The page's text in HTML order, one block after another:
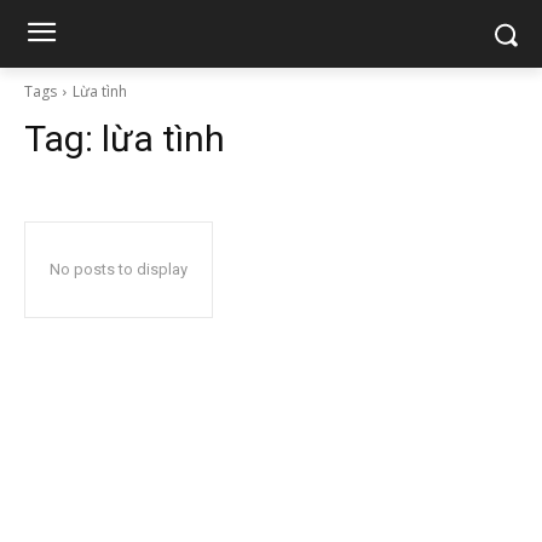
Tags Lừa tình
Tag: lừa tình
No posts to display